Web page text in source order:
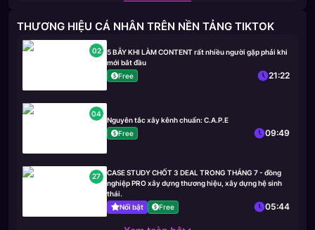
THƯƠNG HIỆU CÁ NHÂN TRÊN NỀN TẢNG TIKTOK
02
5 BẪY KHI LÀM CONTENT rất nhiều người gặp phải khi
mới bắt đầu
Free
21:22
04
Nguyên tắc xây kênh chuẩn: C.A.P.E
Free
09:49
27
CASE STUDY CHỐT 3 DEAL TRONG THÁNG 7 - đồng
nghiệp PRO xây dựng thương hiệu, xây dựng hệ sinh
thái.
Nổi bật
Free 05:44